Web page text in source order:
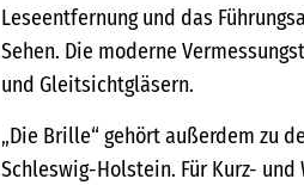
Leseentfernung und das
Sehen. Die moderne
und Gleitsichtgläsern.
„Die Brille“ gehört außerdem zu
Schleswig-Holstein. Für Kurz-